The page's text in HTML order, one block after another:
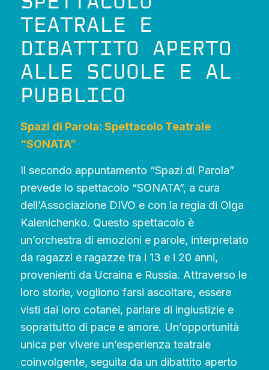
TEATRALE E
DIBATTITO APERTO
ALLE SCUOLE E AL
PUBBLICO
Spazi di Parola: Spettacolo Teatrale
“SONATA”
Il secondo appuntamento “Spazi di Parola”
prevede lo spettacolo “SONATA”, a cura
dell’Associazione DIVO e con la regia di Olga
Kalenichenko. Questo spettacolo è
un’orchestra di emozioni e parole, interpretato
da ragazzi e ragazze tra i 13 e i 20 anni,
provenienti da Ucraina e Russia. Attraverso le
loro storie, vogliono farsi ascoltare, essere
visti dai loro cotanei, parlare di ingiustizie e
soprattutto di pace e amore. Un’opportunità
unica per vivere un’esperienza teatrale
coinvolgente, seguita da un dibattito aperto